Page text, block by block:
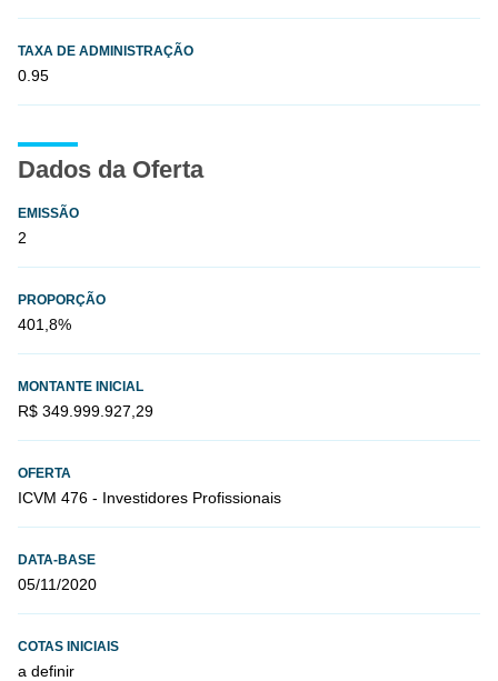
TAXA DE ADMINISTRAÇÃO
0.95
Dados da Oferta
EMISSÃO
2
PROPORÇÃO
401,8%
MONTANTE INICIAL
R$ 349.999.927,29
OFERTA
ICVM 476 - Investidores Profissionais
DATA-BASE
05/11/2020
COTAS INICIAIS
a definir